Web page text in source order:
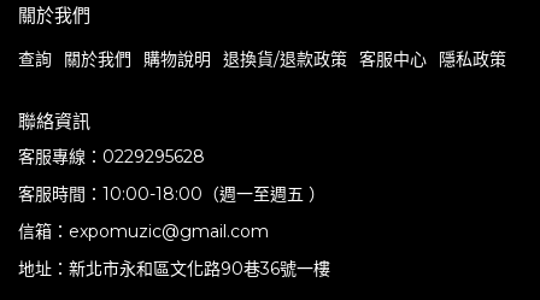
關於我們
查詢 關於我們 購物說明 退換貨/退款政策 客服中心 隱私政策
聯絡資訊
客服專線：0229295628
客服時間：10:00-18:00（週一至週五 ）
信箱：expomuzic@gmail.com
地址：新北市永和區文化路90巷36號一樓